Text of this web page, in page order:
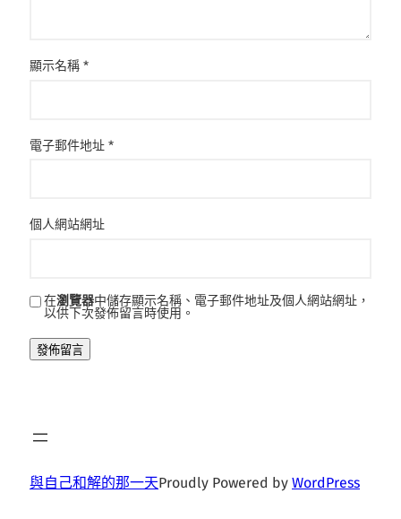
顯示名稱 *
電子郵件地址 *
個人網站網址
在瀏覽器中儲存顯示名稱、電子郵件地址及個人網站網址，
以供下次發佈留言時使用。
與自己和解的那一天Proudly Powered by WordPress